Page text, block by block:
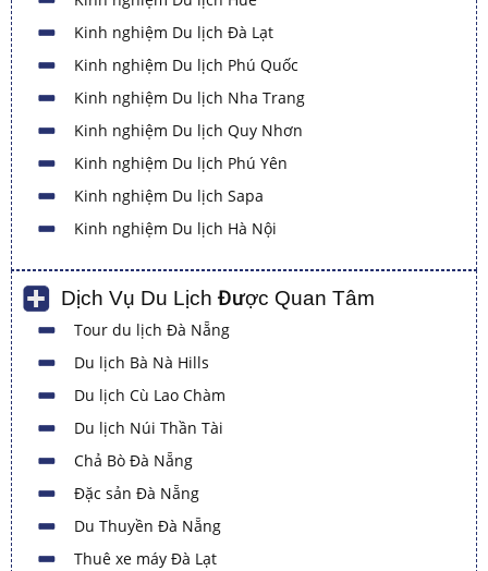
Kinh nghiệm Du lịch Đà Lạt
Kinh nghiệm Du lịch Phú Quốc
Kinh nghiệm Du lịch Nha Trang
Kinh nghiệm Du lịch Quy Nhơn
Kinh nghiệm Du lịch Phú Yên
Kinh nghiệm Du lịch Sapa
Kinh nghiệm Du lịch Hà Nội
Dịch Vụ Du Lịch Được Quan Tâm
Tour du lịch Đà Nẵng
Du lịch Bà Nà Hills
Du lịch Cù Lao Chàm
Du lịch Núi Thần Tài
Chả Bò Đà Nẵng
Đặc sản Đà Nẵng
Du Thuyền Đà Nẵng
Thuê xe máy Đà Lạt